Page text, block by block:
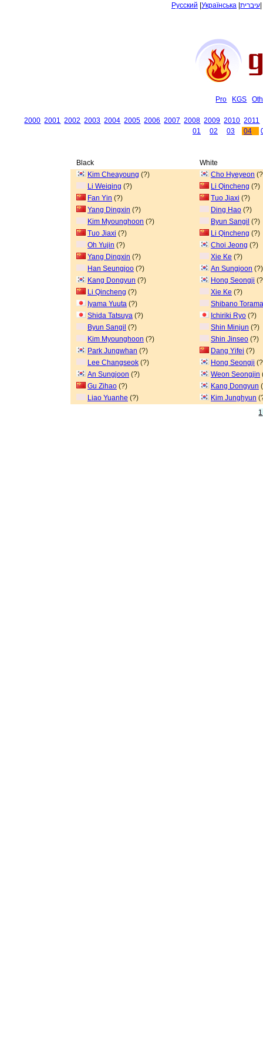
Русский Українська עיברית
Pro KGS
2000 2001 2002 2003 2004 2005 2006 2007 2008 2009 2010 2011
01
02 03 04
Black
White
Kim Cheayoung (?) Cho Hyeyeon
Li Weiqing (?) Li Qincheng (?)
Fan Yin (?) Tuo Jiaxi (?)
Yang Dingxin (?) Ding Hao (?)
Kim Myounghoon (?) Byun Sangil (?)
Tuo Jiaxi (?) Li Qincheng (?)
Oh Yujin (?) Choi Jeong (?)
Yang Dingxin (?) Xie Ke (?)
Han Seungjoo (?) An Sungjoon (?)
Kang Dongyun (?) Hong Seongji
Li Qincheng (?) Xie Ke (?)
Iyama Yuuta (?)
Shibano
Shida Tatsuya (?) Ichiriki Ryo (?)
Byun Sangil (?) Shin Minjun (?)
Kim Myounghoon (?) Shin Jinseo (?)
Park Jungwhan (?) Dang Yifei (?)
Lee Changseok (?) Hong Seongji
An Sungjoon (?) Weon Seongjin
Gu Zihao (?) Kang Dongyun
Liao Yuanhe (?) Kim Junghyun
1